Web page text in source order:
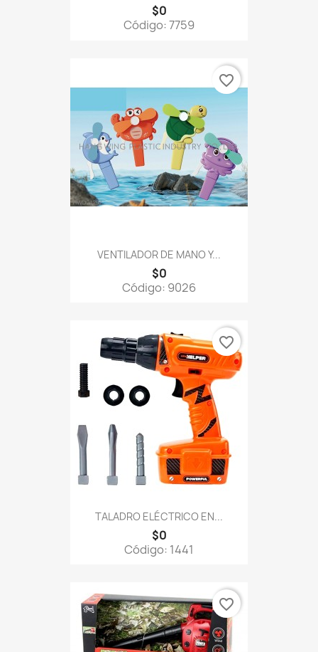
$0
Código: 7759
VENTILADOR DE MANO Y...
$0
Código: 9026
favorite_border
TALADRO ELÉCTRICO EN...
$0
Código: 1441
favorite_border
favorite_border